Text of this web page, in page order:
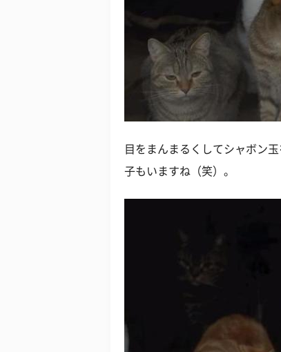
目をまんまるくしてシャボン
子もいますね（笑）。